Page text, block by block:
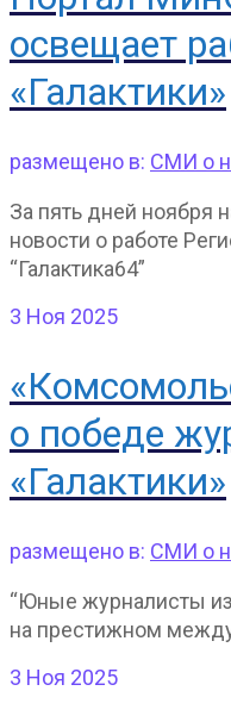
освещает
«Галактики»
размещено в: СМИ о
За пять дней ноября
новости о работе
“Галактика64”
3 Ноя 2025
о победе
«Галактики»
размещено в: СМИ о
“Юные журналисты
на престижном
3 Ноя 2025